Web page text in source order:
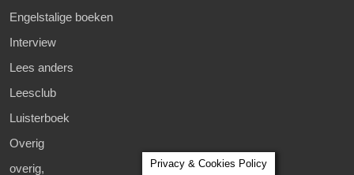
Engelstalige boeken
Interview
Lees anders
Leesclub
Luisterboek
Overig
overig,
Privacy & Cookies Policy